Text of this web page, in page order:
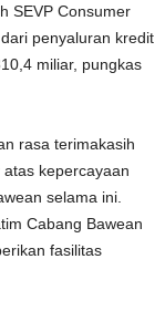
SEVP Consumer
penyaluran kredit
miliar, pungkas
rasa terimakasih
kepercayaan
selama ini.
Cabang Bawean
fasilitas